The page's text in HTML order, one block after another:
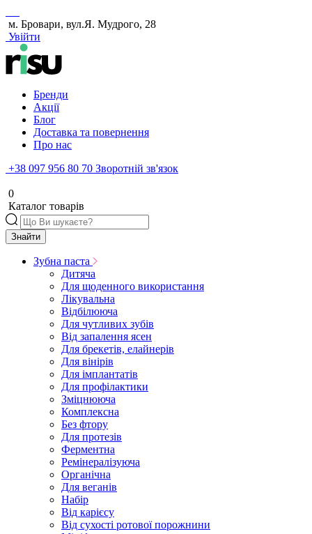
м. Бровари, вул.Я. Мудрого, 28
Увійти
Бренди
Акції
Блог
Доставка та повернення
Про нас
+38 097 956 80 70 Зворотній зв'язок
0
Каталог товарів
Знайти
Зубна паста
Дитяча
Для щоденного використання
Лікувальна
Відбілююча
Для чутливих зубів
Від запалення ясен
Для брекетів, елайнерів
Для вінірів
Для імплантатів
Для профілактики
Зміцнююча
Комплексна
Без фтору
Для протезів
Ферментна
Ремінералізуюча
Органічна
Для веганів
Набір
Від карієсу
Від сухості ротової порожнини